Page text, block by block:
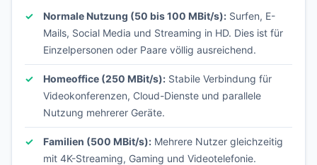
Normale Nutzung (50 bis 100 MBit/s): Surfen, E-
Mails, Social Media und Streaming in HD. Dies ist für
Einzelpersonen oder Paare völlig ausreichend.
Homeoffice (250 MBit/s): Stabile Verbindung für
Videokonferenzen, Cloud-Dienste und parallele
Nutzung mehrerer Geräte.
Familien (500 MBit/s): Mehrere Nutzer gleichzeitig
mit 4K-Streaming, Gaming und Videotelefonie.